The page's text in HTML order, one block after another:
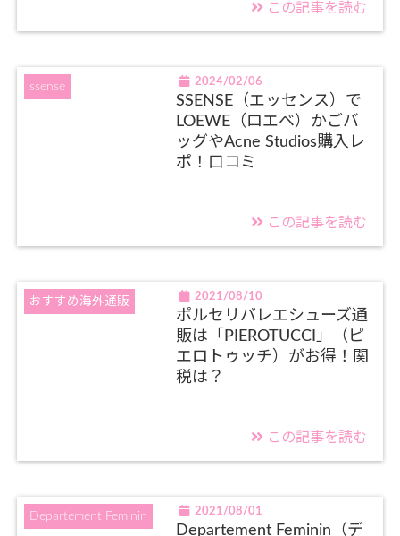
この記事を読む
ssense 2024/02/06
SSENSE（エッセンス）で
LOEWE（ロエベ）かごバ
ッグやAcne Studios購入レ
ポ！口コミ
この記事を読む
おすすめ海外通販 2021/08/10
ポルセリバレエシューズ通
販は「PIEROTUCCI」（ピ
エロトゥッチ）がお得！関
税は？
この記事を読む
Departement Feminin 2021/08/01
Departement Feminin（デ